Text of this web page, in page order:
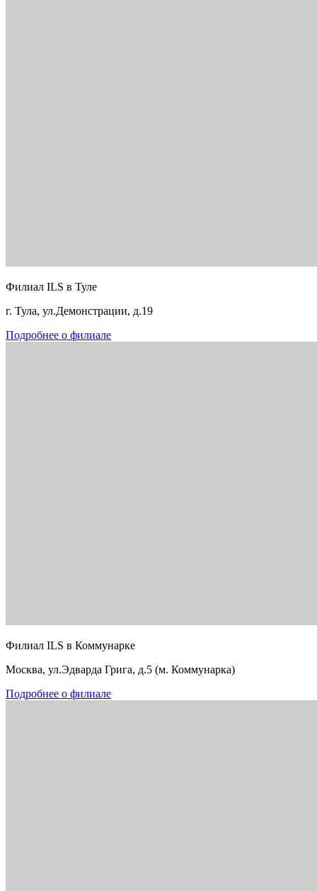
Филиал ILS в Туле
г. Тула, ул.Демонстрации, д.19
Подробнее о филиале
Филиал ILS в Коммунарке
Москва, ул.Эдварда Грига, д.5 (м. Коммунарка)
Подробнее о филиале